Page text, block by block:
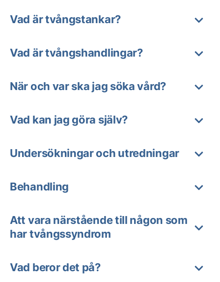
Vad är tvångstankar?
Vad är tvångshandlingar?
När och var ska jag söka vård?
Vad kan jag göra själv?
Undersökningar och utredningar
Behandling
Att vara närstående till någon som
har tvångssyndrom
Vad beror det på?